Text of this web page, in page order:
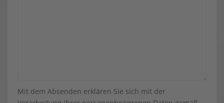
Mit dem Absenden erklären Sie sich mit der